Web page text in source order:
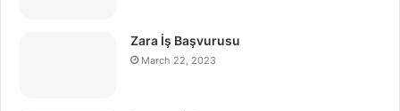
Zara İş Başvurusu
March 22, 2023